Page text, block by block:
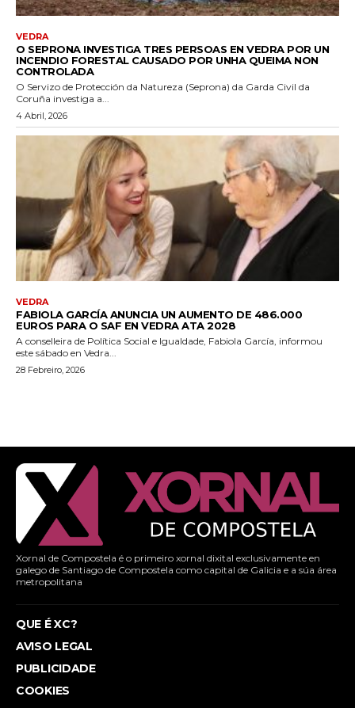
VEDRA
O SEPRONA INVESTIGA TRES PERSOAS EN VEDRA POR UN
INCENDIO FORESTAL CAUSADO POR UNHA QUEIMA NON
CONTROLADA
O Servizo de Protección da Natureza (Seprona) da Garda Civil da
Coruña investiga a...
4 Abril, 2026
VEDRA
FABIOLA GARCÍA ANUNCIA UN AUMENTO DE 486.000
EUROS PARA O SAF EN VEDRA ATA 2028
A conselleira de Política Social e Igualdade, Fabiola García, informou
este sábado en Vedra...
28 Febreiro, 2026
Xornal de Compostela é o primeiro xornal dixital exclusivamente en
galego de Santiago de Compostela como capital de Galicia e a súa área
metropolitana
QUE É XC?
AVISO LEGAL
PUBLICIDADE
COOKIES